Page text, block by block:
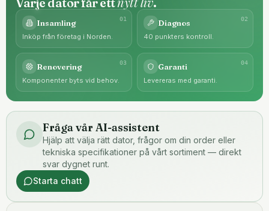
01
Insamling
Inköp från företag i Norden.
02
Diagnos
40 punkters kontroll.
03
Renovering
Komponenter byts vid behov.
04
Garanti
Levereras med garanti.
Fråga vår AI-assistent
Hjälp att välja rätt dator, frågor om din order eller
tekniska specifikationer på vårt sortiment — direkt
svar dygnet runt.
Starta chatt